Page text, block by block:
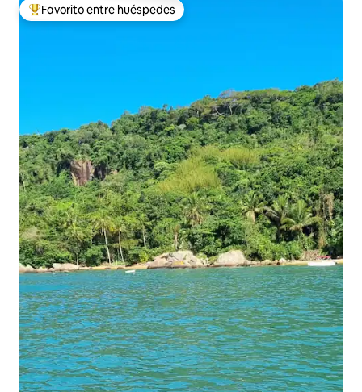
Favorito entre huéspedes preferido
Favorito entre huéspedes